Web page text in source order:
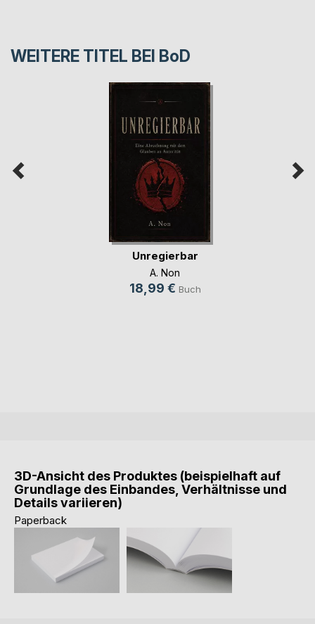
WEITERE TITEL BEI BoD
Unregierbar
A. Non
18,99 € Buch
3D-Ansicht des Produktes (beispielhaft auf
Grundlage des Einbandes, Verhältnisse und
Details variieren)
Paperback